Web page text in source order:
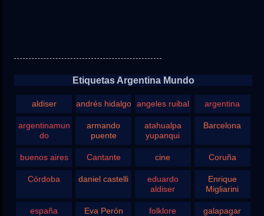
Etiquetas Argentina Mundo
aldiser andrés hidalgo angeles ruibal argentina
argentinamun
do
armando
puente
atahualpa
yupanqui
Barcelona
buenos aires Cantante cine Coruña
Córdoba daniel castelli
eduardo
aldiser
Enrique
Migliarini
españa Eva Perón folklore galapagar